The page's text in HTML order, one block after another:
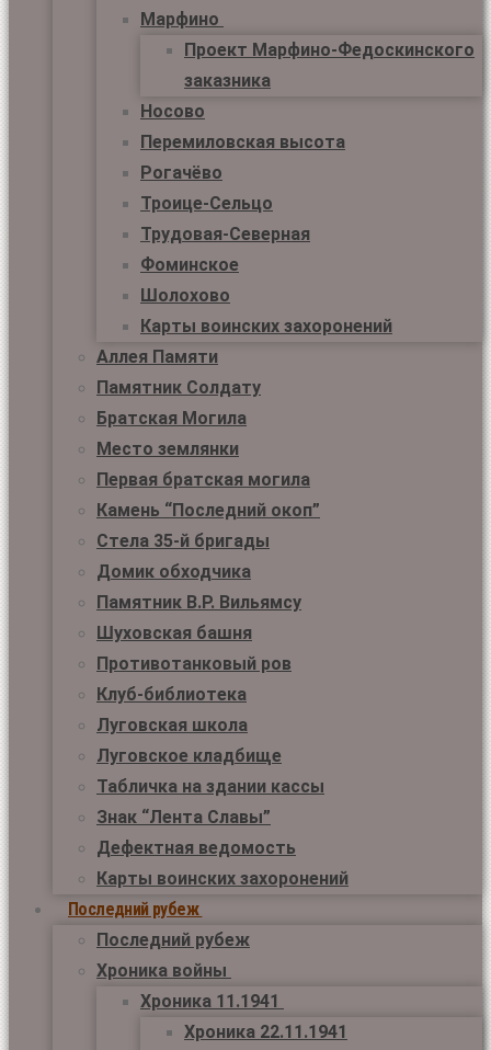
Марфино
Проект Марфино-Федоскинского
заказника
Носово
Перемиловская высота
Рогачёво
Троице-Сельцо
Трудовая-Северная
Фоминское
Шолохово
Карты воинских захоронений
Аллея Памяти
Памятник Солдату
Братская Могила
Место землянки
Первая братская могила
Камень “Последний окоп”
Стела 35-й бригады
Домик обходчика
Памятник В.Р. Вильямсу
Шуховская башня
Противотанковый ров
Клуб-библиотека
Луговская школа
Луговское кладбище
Табличка на здании кассы
Знак “Лента Славы”
Дефектная ведомость
Карты воинских захоронений
Последний рубеж
Последний рубеж
Хроника войны
Хроника 11.1941
Хроника 22.11.1941